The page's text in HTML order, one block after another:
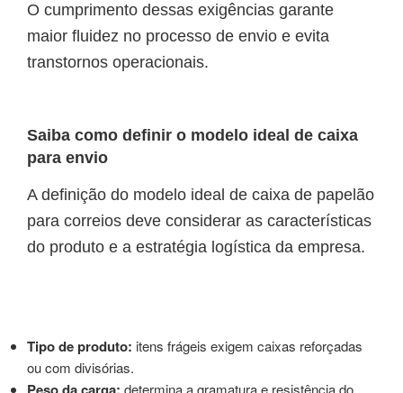
O cumprimento dessas exigências garante
maior fluidez no processo de envio e evita
transtornos operacionais.
Saiba como definir o modelo ideal de caixa
para envio
A definição do modelo ideal de caixa de papelão
para correios deve considerar as características
do produto e a estratégia logística da empresa.
Tipo de produto: itens frágeis exigem caixas reforçadas
ou com divisórias.
determina a gramatura e resistência do